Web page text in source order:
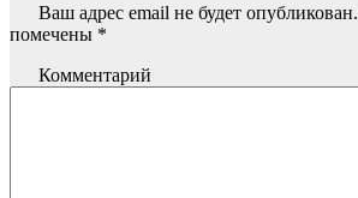
Ваш адрес email не будет опубликован.
помечены *
Комментарий